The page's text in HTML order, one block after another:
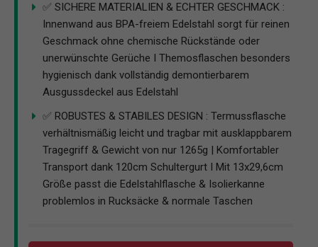
✅ SICHERE MATERIALIEN & ECHTER GESCHMACK :
Innenwand aus BPA-freiem Edelstahl sorgt für reinen
Geschmack ohne chemische Rückstände oder
unerwünschte Gerüche I Themosflaschen besonders
hygienisch dank vollständig demontierbarem
Ausgussdeckel aus Edelstahl
✅ ROBUSTES & STABILES DESIGN : Termussflasche
verhältnismäßig leicht und tragbar mit ausklappbarem
Tragegriff & Gewicht von nur 1265g | Komfortabler
Transport dank 120cm Schultergurt I Mit 13x29,6cm
Größe passt die Edelstahlflasche & Isolierkanne
problemlos in Rucksäcke & normale Taschen